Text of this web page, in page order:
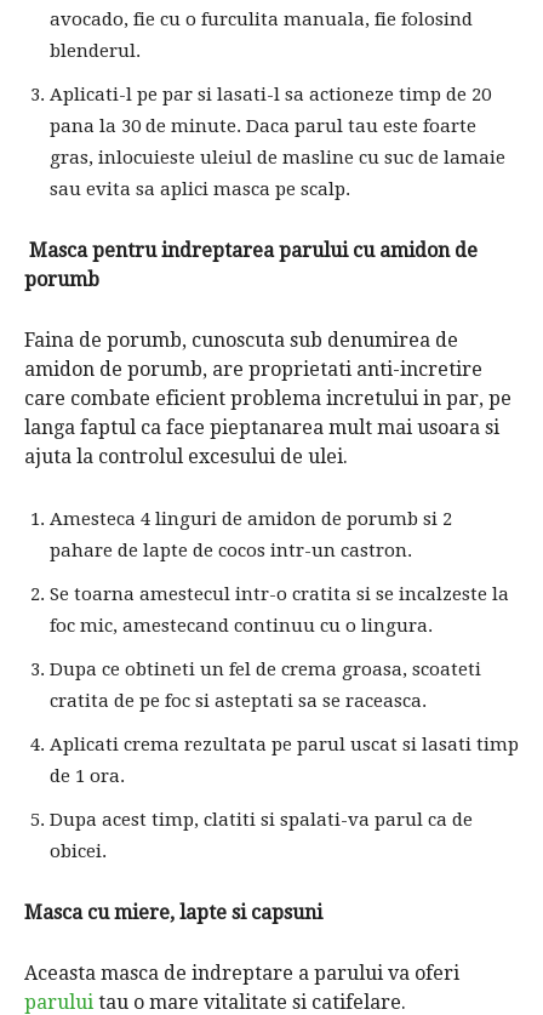
avocado, fie cu o furculita manuala, fie folosind
blenderul.
Aplicati-l pe par si lasati-l sa actioneze timp de 20
pana la 30 de minute. Daca parul tau este foarte
gras, inlocuieste uleiul de masline cu suc de lamaie
sau evita sa aplici masca pe scalp.
Masca pentru indreptarea parului cu amidon de
porumb
Faina de porumb, cunoscuta sub denumirea de
amidon de porumb, are proprietati anti-incretire
care combate eficient problema incretului in par, pe
langa faptul ca face pieptanarea mult mai usoara si
ajuta la controlul excesului de ulei.
Amesteca 4 linguri de amidon de porumb si 2
pahare de lapte de cocos intr-un castron.
Se toarna amestecul intr-o cratita si se incalzeste la
foc mic, amestecand continuu cu o lingura.
Dupa ce obtineti un fel de crema groasa, scoateti
cratita de pe foc si asteptati sa se raceasca.
Aplicati crema rezultata pe parul uscat si lasati timp
de 1 ora.
Dupa acest timp, clatiti si spalati-va parul ca de
obicei.
Masca cu miere, lapte si capsuni
Aceasta masca de indreptare a parului va oferi
parului tau o mare vitalitate si catifelare.